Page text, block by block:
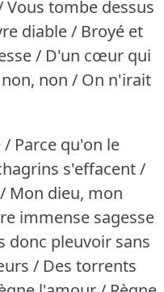
tombe dessus
diable / Broyé et
/ D'un cœur qui
non / On n'irait
Parce qu'on le
s'effacent /
Mon dieu, mon
immense sagesse
donc pleuvoir sans
/ Des torrents